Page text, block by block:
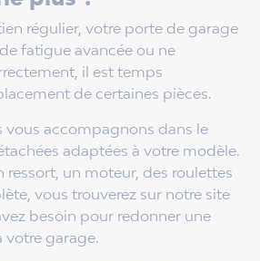
régulier, votre porte de garage
fatigue avancée ou ne
il est temps
de certaines pièces.
vous accompagnons dans le
adaptées à votre modèle.
ressort, un moteur, des roulettes
vous trouverez sur notre site
besoin pour redonner une
votre garage.